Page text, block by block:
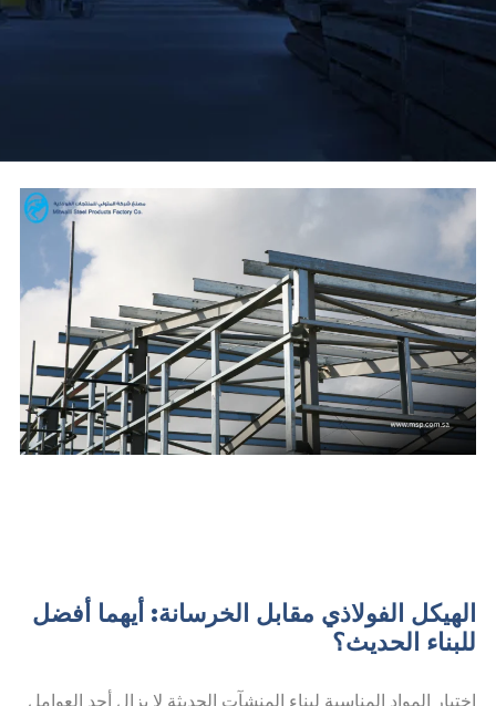
الهيكل الفولاذي مقابل الخرسانة: أيهما أفضل
للبناء الحديث؟
اختيار المواد المناسبة لبناء المنشآت الحديثة لا يزال أحد العوامل